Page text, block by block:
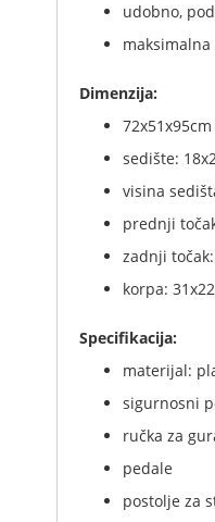
udobno,
Dimenzija:
72x51x95cm
sedište:
visina
prednji
zadnji
korpa:
Specifikacija:
materijal:
sigurnosni
ručka za
pedale
postolje za